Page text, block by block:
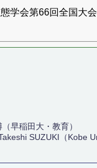
学会第66回全国大
早稲田大・教育）
SUZUKI（Kobe